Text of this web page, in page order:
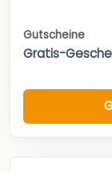
Gutscheine
Gratis-